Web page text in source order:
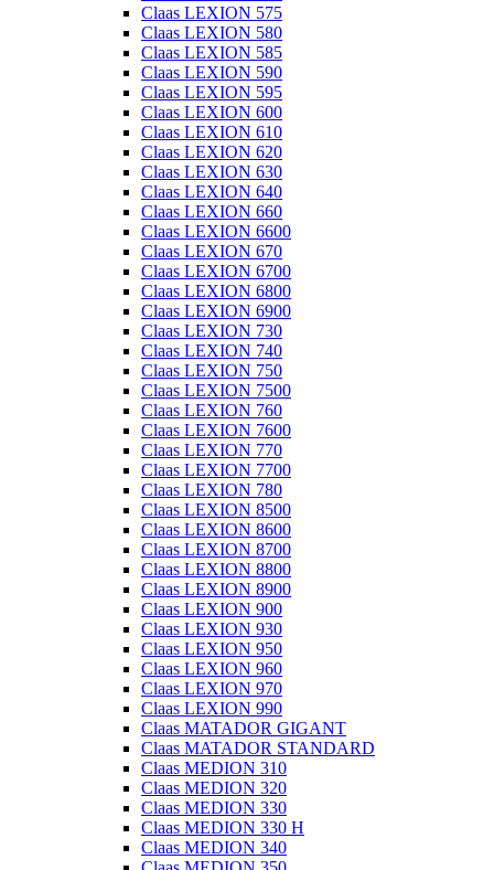
Claas LEXION 575
Claas LEXION 580
Claas LEXION 585
Claas LEXION 590
Claas LEXION 595
Claas LEXION 600
Claas LEXION 610
Claas LEXION 620
Claas LEXION 630
Claas LEXION 640
Claas LEXION 660
Claas LEXION 6600
Claas LEXION 670
Claas LEXION 6700
Claas LEXION 6800
Claas LEXION 6900
Claas LEXION 730
Claas LEXION 740
Claas LEXION 750
Claas LEXION 7500
Claas LEXION 760
Claas LEXION 7600
Claas LEXION 770
Claas LEXION 7700
Claas LEXION 780
Claas LEXION 8500
Claas LEXION 8600
Claas LEXION 8700
Claas LEXION 8800
Claas LEXION 8900
Claas LEXION 900
Claas LEXION 930
Claas LEXION 950
Claas LEXION 960
Claas LEXION 970
Claas LEXION 990
Claas MATADOR GIGANT
Claas MATADOR STANDARD
Claas MEDION 310
Claas MEDION 320
Claas MEDION 330
Claas MEDION 330 H
Claas MEDION 340